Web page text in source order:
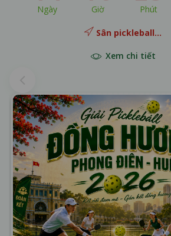
TP.Hồ Chí Minh...
️Xem chi tiết